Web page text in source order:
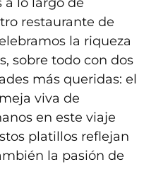
restaurante de
la riqueza
sobre todo con dos
más queridas: el
viva de
en este viaje
platillos reflejan
la pasión de